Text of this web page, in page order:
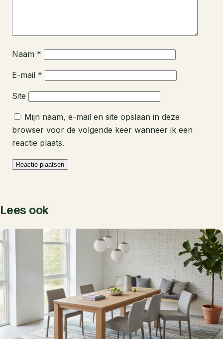
Naam *
E-mail *
Site
Mijn naam, e-mail en site opslaan in deze
browser voor de volgende keer wanneer ik een
reactie plaats.
Lees ook